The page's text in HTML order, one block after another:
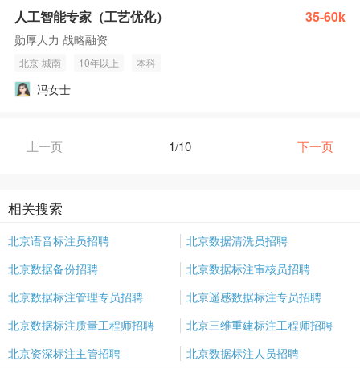
人工智能专家（工艺优化） 35-60k
勋厚人力 战略融资
北京-城南 10年以上 本科
冯女士
上一页 1/10 下一页
相关搜索
北京语音标注员招聘
北京数据清洗员招聘
北京数据备份招聘
北京数据标注审核员招聘
北京数据标注管理专员招聘
北京遥感数据标注专员招聘
北京数据标注质量工程师招聘
北京三维重建标注工程师招聘
北京资深标注主管招聘
北京数据标注人员招聘